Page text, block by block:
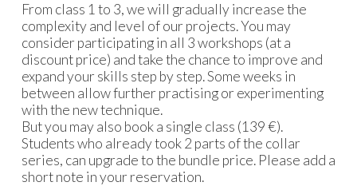
From class 1 to 3, we will gradually increase the
complexity and level of our projects. You may
consider participating in all 3 workshops (at a
discount price) and take the chance to improve and
expand your skills step by step. Some weeks in
between allow further practising or experimenting
with the new technique.
But you may also book a single class (139 €).
Students who already took 2 parts of the collar
series, can upgrade to the bundle price. Please add a
short note in your reservation.